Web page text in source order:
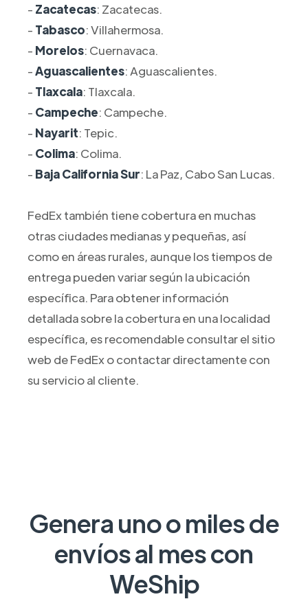
- Zacatecas: Zacatecas.
- Tabasco: Villahermosa.
- Morelos: Cuernavaca.
-Aguascalientes: Aguascalientes.
- Tlaxcala: Tlaxcala.
- Campeche: Campeche.
- Nayarit: Tepic.
- Colima: Colima.
- Baja California Sur: La Paz, Cabo San Lucas.
FedEx también tiene cobertura en muchas
otras ciudades medianas y pequeñas, así
como en áreas rurales, aunque los tiempos de
entrega pueden variar según la ubicación
específica. Para obtener información
detallada sobre la cobertura en una localidad
específica, es recomendable consultar el sitio
web de FedEx o contactar directamente con
su servicio al cliente.
Genera uno o miles de
envíos al mes con
WeShip